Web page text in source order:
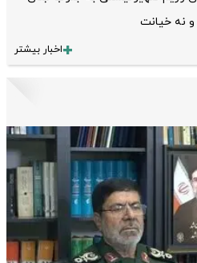
نه خیانت
اخبار بیشتر